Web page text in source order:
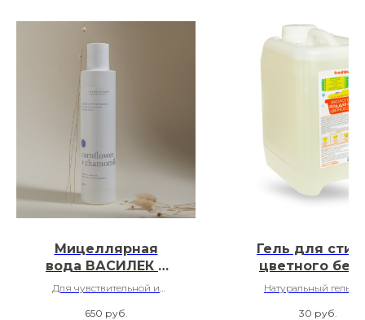
Мицеллярная
вода ВАСИЛЕК +
Для чувствительной и
650 руб.
Гель для
цветного
Натуральный гель
Freshbubble
30 руб.